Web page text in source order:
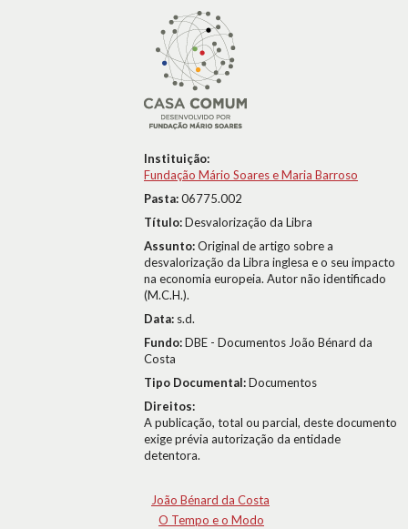
Instituição:
Fundação Mário Soares e Maria Barroso
Pasta:06775.002
Título:Desvalorização da Libra
Assunto:Original de artigo sobre a
desvalorização da Libra inglesa e o seu impacto
na economia europeia. Autor não identificado
(M.C.H.).
Data: s.d.
Fundo:DBE - Documentos João Bénard da
Costa
Tipo Documental:Documentos
Direitos:
A publicação, total ou parcial, deste documento
exige prévia autorização da entidade
detentora.
João Bénard da Costa
O Tempo e o Modo